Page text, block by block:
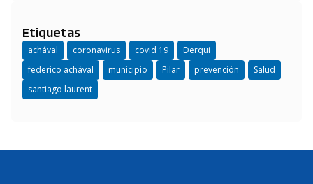
Etiquetas
achával coronavirus covid 19
Derqui
federico achával
municipio Pilar prevención
Salud
santiago laurent